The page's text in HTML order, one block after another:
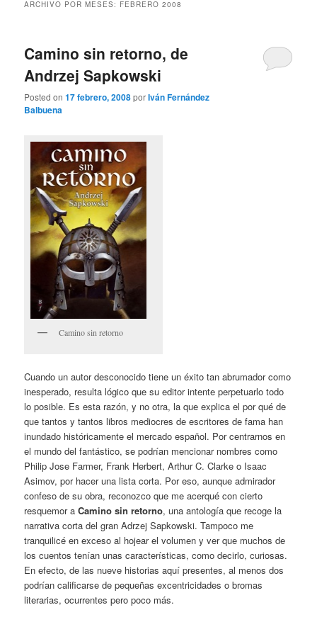
ARCHIVO POR MESES: FEBRERO 2008
Camino sin retorno, de
Andrzej Sapkowski
Posted on17 febrero, 2008porIván Fernández
Balbuena
Camino sin retorno
Cuando un autor desconocido tiene un éxito tan abrumador como
inesperado, resulta lógico que su editor intente perpetuarlo todo
lo posible. Es esta razón, y no otra, la que explica el por qué de
que tantos y tantos libros mediocres de escritores de fama han
inundado históricamente el mercado español. Por centrarnos en
el mundo del fantástico, se podrían mencionar nombres como
Philip Jose Farmer, Frank Herbert, Arthur C. Clarke o Isaac
Asimov, por hacer una lista corta. Por eso, aunque admirador
confeso de su obra, reconozco que me acerqué con cierto
resquemor aCamino sin retorno, una antología que recoge la
narrativa corta del gran Adrzej Sapkowski. Tampoco me
tranquilicé en exceso al hojear el volumen y ver que muchos de
los cuentos tenían unas características, como decirlo, curiosas.
En efecto, de las nueve historias aquí presentes, al menos dos
podrían calificarse de pequeñas excentricidades o bromas
literarias, ocurrentes pero poco más.